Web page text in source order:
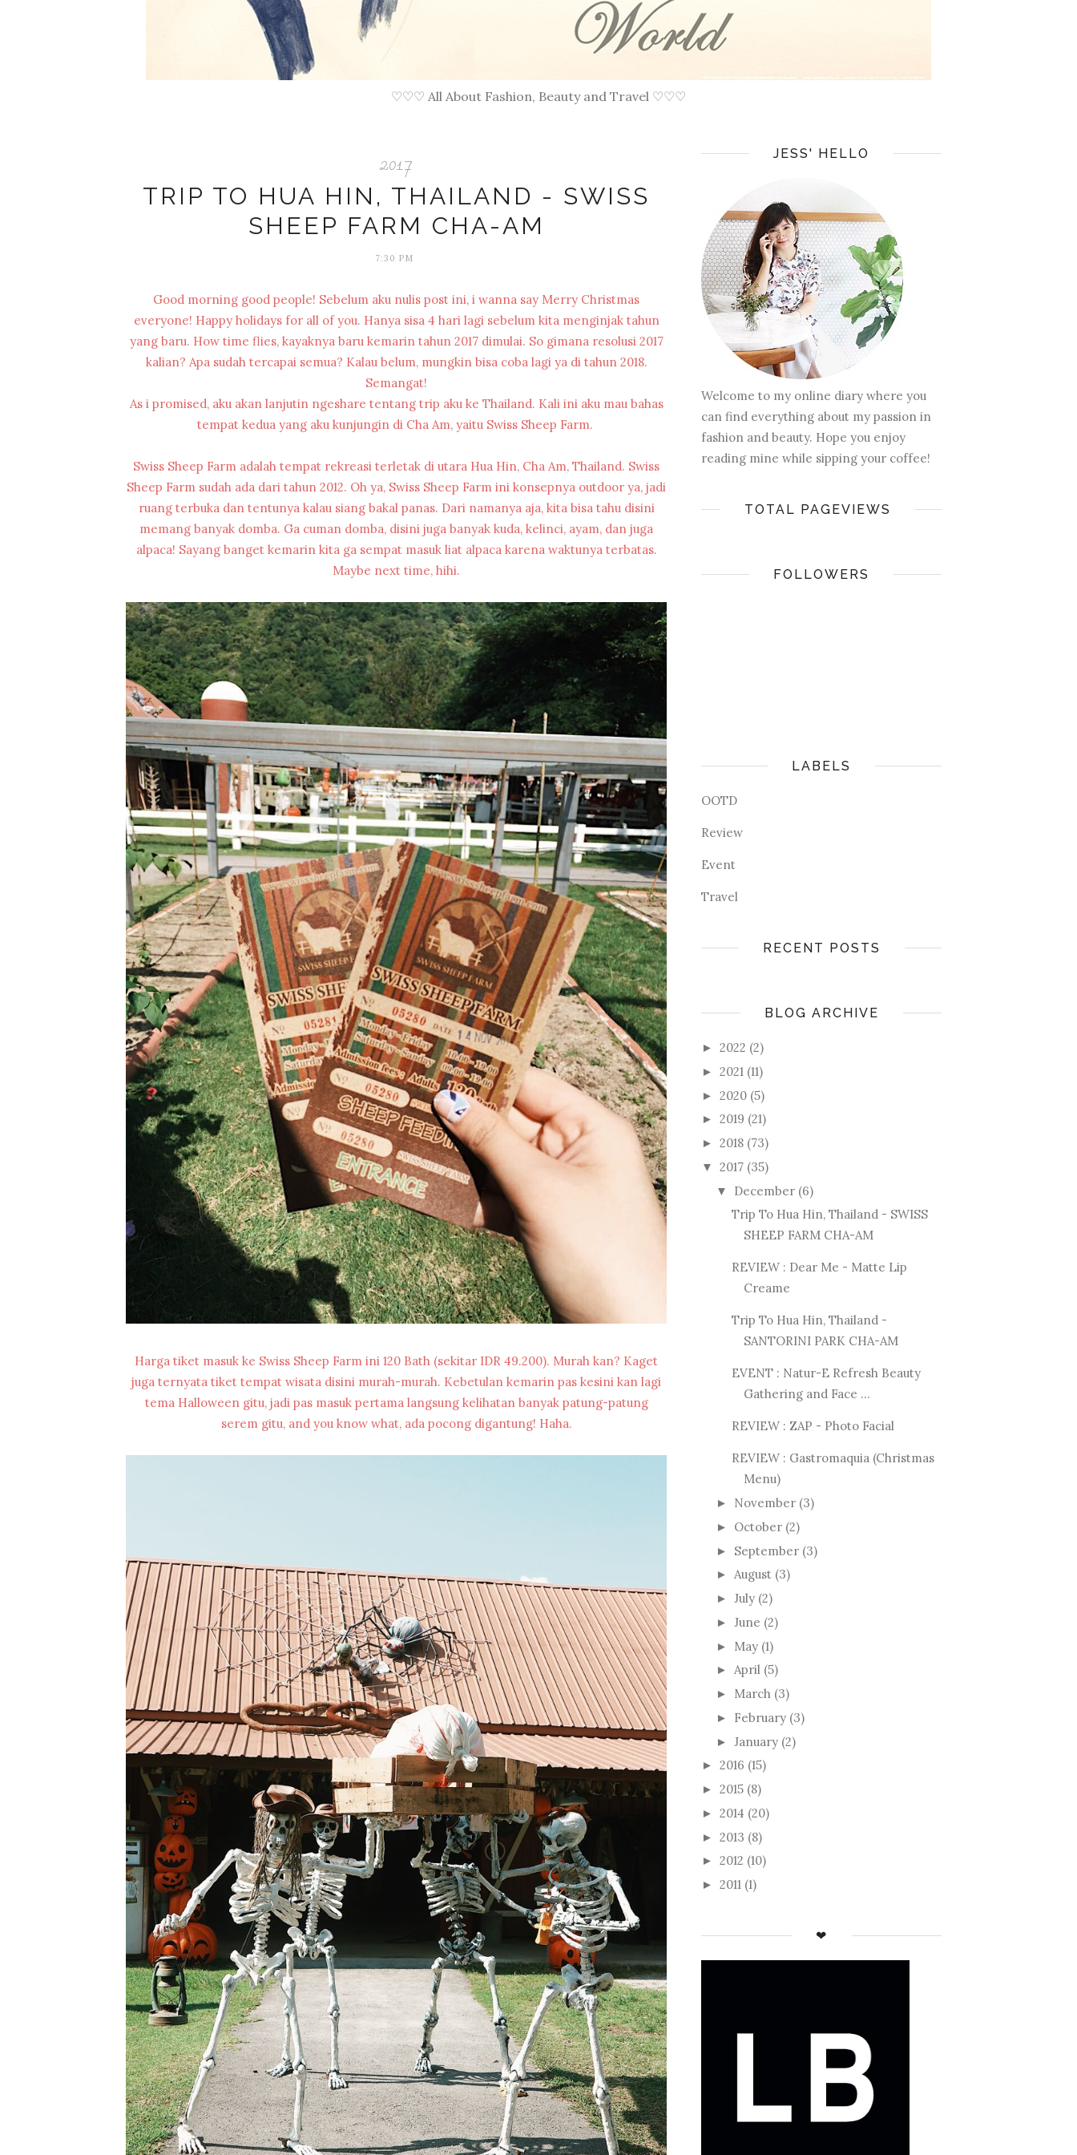
♡♡♡ All About Fashion, Beauty and Travel ♡♡♡
2017
TRIP TO HUA HIN, THAILAND - SWISS
SHEEP FARM CHA-AM
7:30 PM
Good morning good people! Sebelum aku nulis post ini, i wanna say Merry Christmas
everyone! Happy holidays for all of you. Hanya sisa 4 hari lagi sebelum kita menginjak tahun
yang baru. How time flies, kayaknya baru kemarin tahun 2017 dimulai. So gimana resolusi 2017
kalian? Apa sudah tercapai semua? Kalau belum, mungkin bisa coba lagi ya di tahun 2018.
Semangat!
As i promised, aku akan lanjutin ngeshare tentang trip aku ke Thailand. Kali ini aku mau bahas
tempat kedua yang aku kunjungin di Cha Am, yaitu Swiss Sheep Farm.
Swiss Sheep Farm adalah tempat rekreasi terletak di utara Hua Hin, Cha Am, Thailand. Swiss
Sheep Farm sudah ada dari tahun 2012. Oh ya, Swiss Sheep Farm ini konsepnya outdoor ya, jadi
ruang terbuka dan tentunya kalau siang bakal panas. Dari namanya aja, kita bisa tahu disini
memang banyak domba. Ga cuman domba, disini juga banyak kuda, kelinci, ayam, dan juga
alpaca! Sayang banget kemarin kita ga sempat masuk liat alpaca karena waktunya terbatas.
Maybe next time, hihi.
Harga tiket masuk ke Swiss Sheep Farm ini 120 Bath (sekitar IDR 49.200). Murah kan? Kaget
juga ternyata tiket tempat wisata disini murah-murah. Kebetulan kemarin pas kesini kan lagi
tema Halloween gitu, jadi pas masuk pertama langsung kelihatan banyak patung-patung
serem gitu, and you know what, ada pocong digantung! Haha.
JESS' HELLO
Welcome to my online diary where you
can find everything about my passion in
fashion and beauty. Hope you enjoy
reading mine while sipping your coffee!
TOTAL PAGEVIEWS
FOLLOWERS
LABELS
OOTD
Review
Event
Travel
RECENT POSTS
BLOG ARCHIVE
► 2022 (2)
► 2021 (11)
► 2020 (5)
► 2019 (21)
► 2018 (73)
▼ 2017 (35)
▼ December (6)
Trip To Hua Hin, Thailand - SWISS
SHEEP FARM CHA-AM
REVIEW : Dear Me - Matte Lip
Creame
Trip To Hua Hin, Thailand -
SANTORINI PARK CHA-AM
EVENT : Natur-E Refresh Beauty
Gathering and Face ...
REVIEW : ZAP - Photo Facial
REVIEW : Gastromaquia (Christmas
Menu)
► November (3)
► October (2)
► September (3)
► August (3)
► July (2)
► June (2)
► May (1)
► April (5)
► March (3)
► February (3)
► January (2)
► 2016 (15)
► 2015 (8)
► 2014 (20)
► 2013 (8)
► 2012 (10)
► 2011 (1)
❤